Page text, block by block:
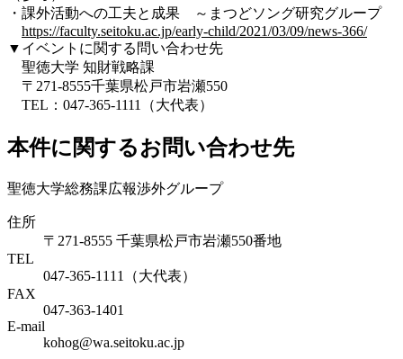
・課外活動への工夫と成果 ～まつどソング研究グループ
https://faculty.seitoku.ac.jp/early-child/2021/03/09/news-366/
▼イベントに関する問い合わせ先
聖徳大学 知財戦略課
〒271-8555千葉県松戸市岩瀬550
TEL：047-365-1111（大代表）
本件に関するお問い合わせ先
聖徳大学総務課広報渉外グループ
住所
〒271-8555 千葉県松戸市岩瀬550番地
TEL
047-365-1111（大代表）
FAX
047-363-1401
E-mail
kohog@wa.seitoku.ac.jp